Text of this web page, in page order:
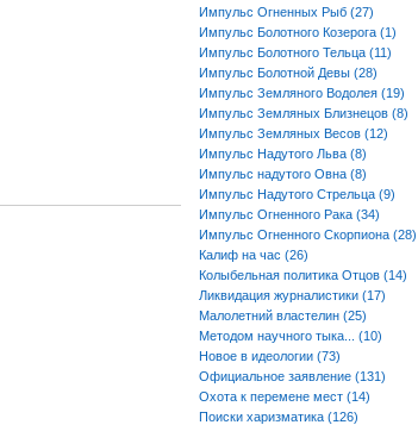
Импульс Огненных Рыб (27)
Импульс Болотного Козерога (1)
Импульс Болотного Тельца (11)
Импульс Болотной Девы (28)
Импульс Земляного Водолея (19)
Импульс Земляных Близнецов (8)
Импульс Земляных Весов (12)
Импульс Надутого Льва (8)
Импульс надутого Овна (8)
Импульс Надутого Стрельца (9)
Импульс Огненного Рака (34)
Импульс Огненного Скорпиона (28)
Калиф на час (26)
Колыбельная политика Отцов (14)
Ликвидация журналистики (17)
Малолетний властелин (25)
Методом научного тыка... (10)
Новое в идеологии (73)
Официальное заявление (131)
Охота к перемене мест (14)
Поиски харизматика (126)